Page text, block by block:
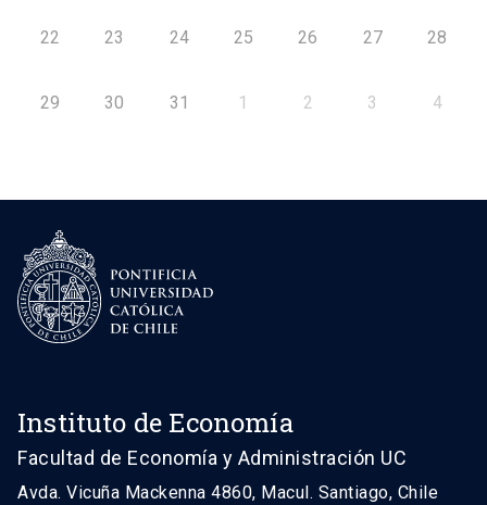
22 23 24 25 26 27 28
29 30 31 1 2 3 4
Instituto de Economía
Facultad de Economía y Administración UC
Avda. Vicuña Mackenna 4860, Macul. Santiago, Chile